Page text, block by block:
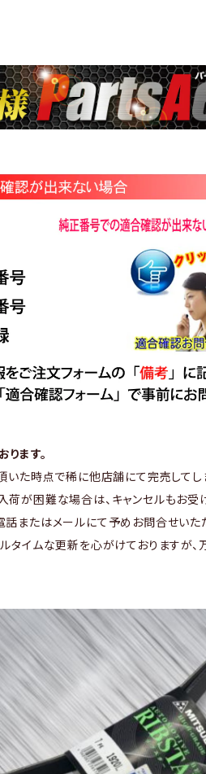
ます。
いた時点で稀に他店舗にて完売してし
が困難な場合は、キャンセルもお受
またはメールにて予めお問合せいた
タイムな更新を心がけておりますが